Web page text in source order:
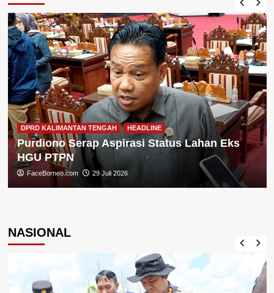
DPRD KALIMANTAN TENGAH HEADLINE
Purdiono Serap Aspirasi Status Lahan Eks
HGU PTPN
FaceBorneo.com 29 Juli 2026
NASIONAL